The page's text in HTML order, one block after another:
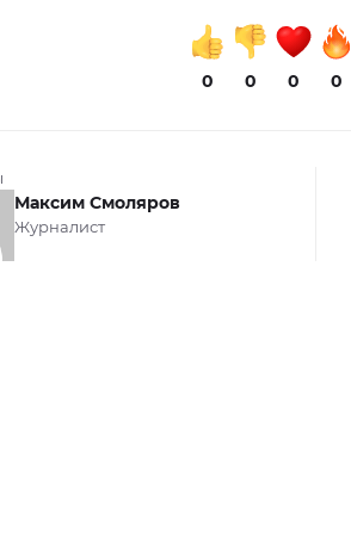
0 0 0 0
Максим Смоляров
Журналист